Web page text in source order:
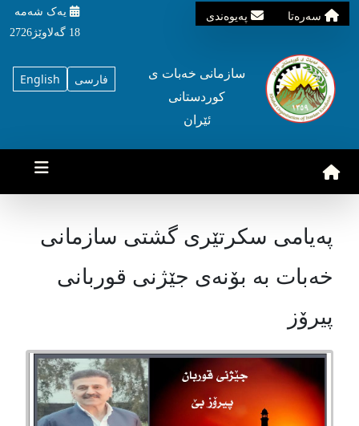
سه‌ره‌تا په‌یوه‌ندی
یه‌ک شه‌مه‌
18 گه‌لاوێژ2726
English فارسی
سازمانی خه‌بات ی
کوردستانی
ئێران
پەیامی سكرتێری گشتی سازمانی
خەبات بە بۆنەی جێژنی قوربانی
پیرۆز